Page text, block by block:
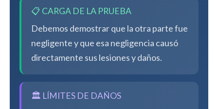
📋 CARGA DE LA PRUEBA
Debemos demostrar que la otra parte fue
negligente y que esa negligencia causó
directamente sus lesiones y daños.
🏛️ LÍMITES DE DAÑOS